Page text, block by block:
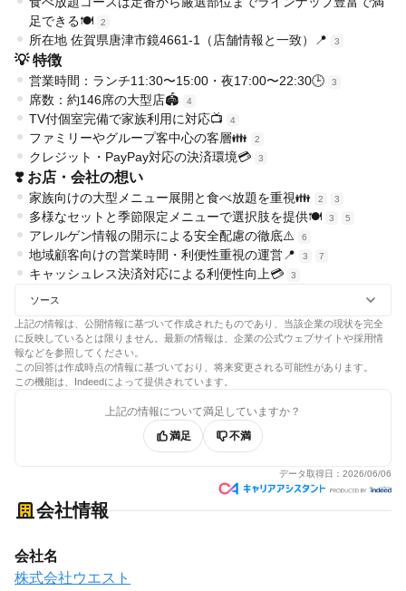
足できる🍽️
2
所在地 佐賀県唐津市鏡4661-1（店舗情報と一致）📍 3
💡 特徴
営業時間：ランチ11:30〜15:00・夜17:00〜22:30🕒 3
席数：約146席の大型店🏟️ 4
TV付個室完備で家族利用に対応📺 4
ファミリーやグループ客中心の客層👪 2
クレジット・PayPay対応の決済環境💳 3
❣️ お店・会社の想い
家族向けの大型メニュー展開と食べ放題を重視👪 2 3
多様なセットと季節限定メニューで選択肢を提供🍽️ 3 5
アレルゲン情報の開示による安全配慮の徹底⚠️ 6
地域顧客向けの営業時間・利便性重視の運営📍 3 7
キャッシュレス決済対応による利便性向上💳 3
ソース
上記の情報は、公開情報に基づいて作成されたものであり、当該企業の現状を完全
に反映しているとは限りません。最新の情報は、企業の公式ウェブサイトや採用情
報などを参照してください。
この回答は作成時点の情報に基づいており、将来変更される可能性があります。
この機能は、Indeedによって提供されています。
上記の情報について満足していますか？
満足
不満
データ取得日： 2026/06/06
会社情報
会社名
株式会社ウエスト